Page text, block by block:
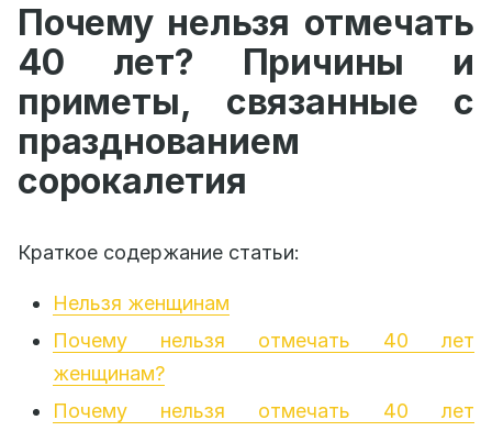
Почему нельзя отмечать
40 лет? Причины и
приметы, связанные с
празднованием
сорокалетия
Краткое содержание статьи:
Нельзя женщинам
Почему нельзя отмечать 40 лет
женщинам?
Почему нельзя отмечать 40 лет